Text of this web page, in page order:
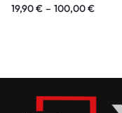
19,90€ – 100,00€